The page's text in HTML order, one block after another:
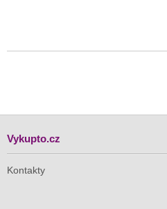
Vykupto.cz
Kontakty